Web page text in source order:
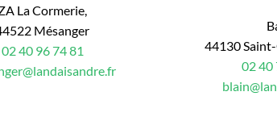
La Cormerie,
Mésanger
02 40 96 74 81
44130
02 40